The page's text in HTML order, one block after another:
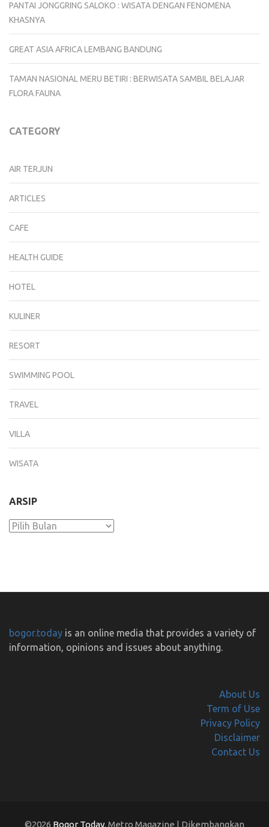
PANTAI JONGGRING SALOKO : WISATA DENGAN FENOMENA
KHASNYA
GREAT ASIA AFRICA LEMBANG BANDUNG
TAMAN NASIONAL MERU BETIRI : BERWISATA SAMBIL BELAJAR
FLORA FAUNA
CATEGORY
AIR TERJUN
ARTICLES
CAFE
HEALTH GUIDE
HOTEL
KULINER
RESORT
SWIMMING POOL
TRAVEL
VILLA
WISATA
ARSIP
Arsip
bogor.today is an online media that provides a variety of
information, opinions and issues about anything.
About Us
Term of Use
Privacy Policy
Disclaimer
Contact Us
©2026 Bogor Today. Metro Magazine | Dikembangkan